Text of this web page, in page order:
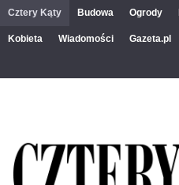
Cztery Kąty Budowa Ogrody
Kobieta Wiadomości Gazeta.pl